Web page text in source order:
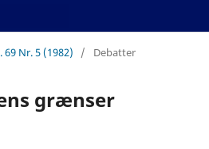
69 Nr. 5 (1982) / Debatter
grænser